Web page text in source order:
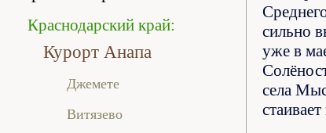
сильно
уже в
села
Краснодарский край:
Курорт Анапа
Джемете
Витязево